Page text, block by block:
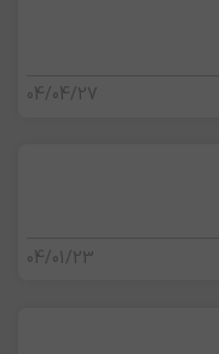
04/04/27
04/01/23